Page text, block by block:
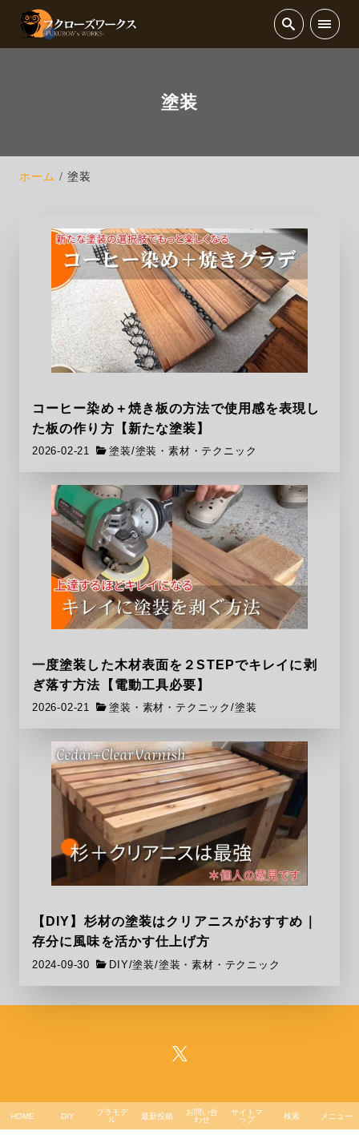
塗装
ホーム 塗装
コーヒー染め＋焼き板の方法で使用感を表現し
た板の作り方【新たな塗装】
2026-02-21 塗装/塗装・素材・テクニック
一度塗装した木材表面を２STEPでキレイに剥
ぎ落す方法【電動工具必要】
2026-02-21 塗装・素材・テクニック/塗装
【DIY】杉材の塗装はクリアニスがおすすめ｜
存分に風味を活かす仕上げ方
2024-09-30 DIY/塗装/塗装・素材・テクニック
HOME DIY
プラモデ
ル
最新投稿
お問い合
わせ
サイトマ
ップ
検索 メニュー